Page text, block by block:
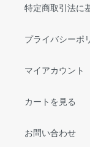
特定商取引法に
プライバシーポ
マイアカウント
カートを見る
お問い合わせ